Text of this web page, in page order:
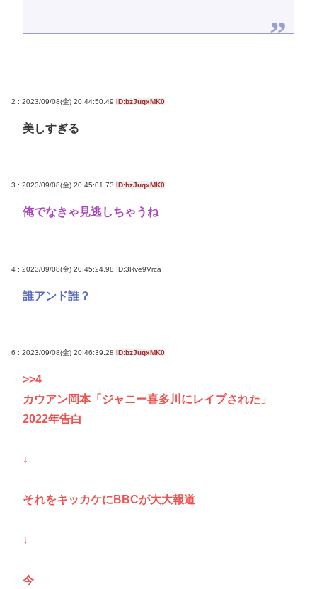
2 : 2023/09/08(金) 20:44:50.49 ID:bzJuqxMK0
美しすぎる
3 : 2023/09/08(金) 20:45:01.73 ID:bzJuqxMK0
俺でなきゃ見逃しちゃうね
4 : 2023/09/08(金) 20:45:24.98 ID:3Rve9Vrca
誰アンド誰？
6 : 2023/09/08(金) 20:46:39.28 ID:bzJuqxMK0
>>4
カウアン岡本「ジャニー喜多川にレイプされた」
2022年告白
↓
それをキッカケにBBCが大大報道
↓
今